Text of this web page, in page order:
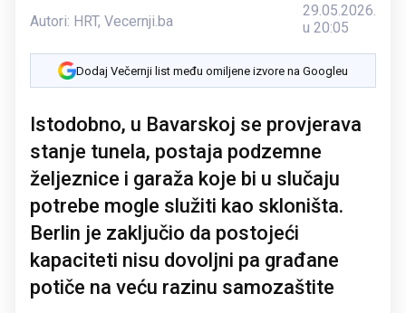
Autori: HRT, Vecernji.ba
29.05.2026.
u 20:05
Dodaj Večernji list među omiljene izvore na Googleu
Istodobno, u Bavarskoj se provjerava
stanje tunela, postaja podzemne
željeznice i garaža koje bi u slučaju
potrebe mogle služiti kao skloništa.
Berlin je zaključio da postojeći
kapaciteti nisu dovoljni pa građane
potiče na veću razinu samozaštite